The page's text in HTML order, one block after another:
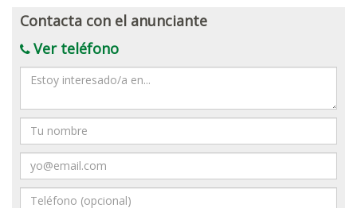
Contacta con el anunciante
Ver teléfono
Mensaje
Nombre
Email
Teléfono